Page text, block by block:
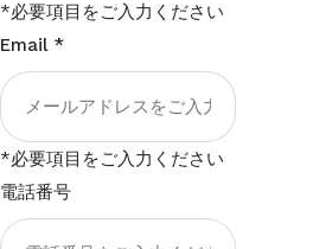
*必要項目をご入力ください
Email*
*必要項目をご入力ください
電話番号